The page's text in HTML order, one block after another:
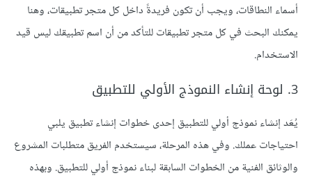
أسماء النطاقات، ويجب أن تكون فريدةً داخل كل متجر تطبيقات، وهنا
يمكنك البحث في كل متجر تطبيقات للتأكد من أن اسم تطبيقك ليس قيد
الاستخدام.
3. لوحة إنشاء النموذج الأولي للتطبيق
يُعَد إنشاء نموذج أولي للتطبيق إحدى خطوات إنشاء تطبيق يلبي
احتياجات عملك. وفي هذه المرحلة، سيستخدم الفريق متطلبات المشروع
والوثائق الفنية من الخطوات السابقة لبناء نموذج أولي للتطبيق. وبهذه